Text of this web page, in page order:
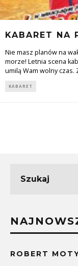
KABARET NA
Nie masz planów na
morze! Letnia scena
umilą Wam wolny czas.
KABARET
ROBERT